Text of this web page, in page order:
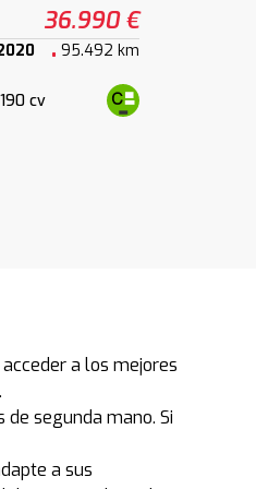
36.990 €
95.492 km
190 cv
a los mejores
segunda mano. Si
a sus